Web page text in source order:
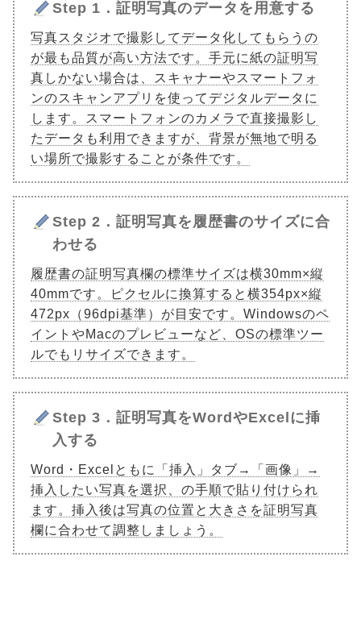
Step 1．証明写真のデータを用意する
写真スタジオで撮影してデータ化してもらうの
が最も品質が高い方法です。手元に紙の証明写
真しかない場合は、スキャナーやスマートフォ
ンのスキャンアプリを使ってデジタルデータに
します。スマートフォンのカメラで直接撮影し
たデータも利用できますが、背景が無地で明る
い場所で撮影することが条件です。
Step 2．証明写真を履歴書のサイズに合
わせる
履歴書の証明写真欄の標準サイズは横30mm×縦
40mmです。ピクセルに換算すると横354px×縦
472px（96dpi基準）が目安です。Windowsのペ
イントやMacのプレビューなど、OSの標準ツー
ルでもリサイズできます。
Step 3．証明写真をWordやExcelに挿
入する
Word・Excelともに「挿入」タブ→「画像」→
挿入したい写真を選択、の手順で貼り付けられ
ます。挿入後は写真の位置と大きさを証明写真
欄に合わせて調整しましょう。